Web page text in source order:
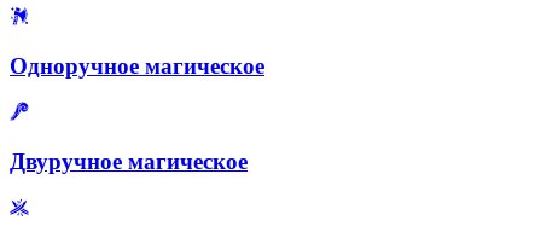
Одноручное магическое
Двуручное магическое